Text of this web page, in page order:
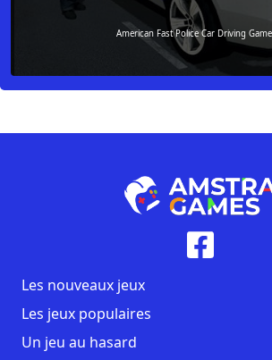
American Fast Police Car Driving
Les nouveaux jeux
Les jeux populaires
Un jeu au hasard